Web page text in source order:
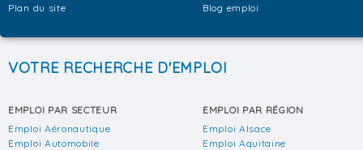
Plan du site
Blog emploi
VOTRE RECHERCHE D'EMPLOI
EMPLOI PAR SECTEUR
Emploi Aéronautique
Emploi Automobile
EMPLOI PAR RÉGION
Emploi Alsace
Emploi Aquitaine